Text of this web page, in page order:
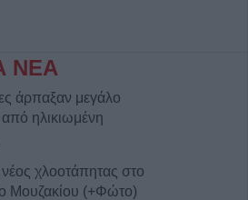
ΝΕΑ
άρπαξαν μεγάλο
ηλικιωμένη
χλοοτάπητας στο
Μουζακίου (+Φώτο)